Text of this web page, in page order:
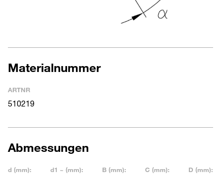
Materialnummer
ARTNR
510219
Abmessungen
d (mm): d1 ~ (mm): B (mm): C (mm): D (mm):